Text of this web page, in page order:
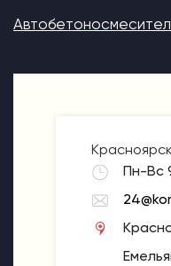
Красноярск
Пн-Вс